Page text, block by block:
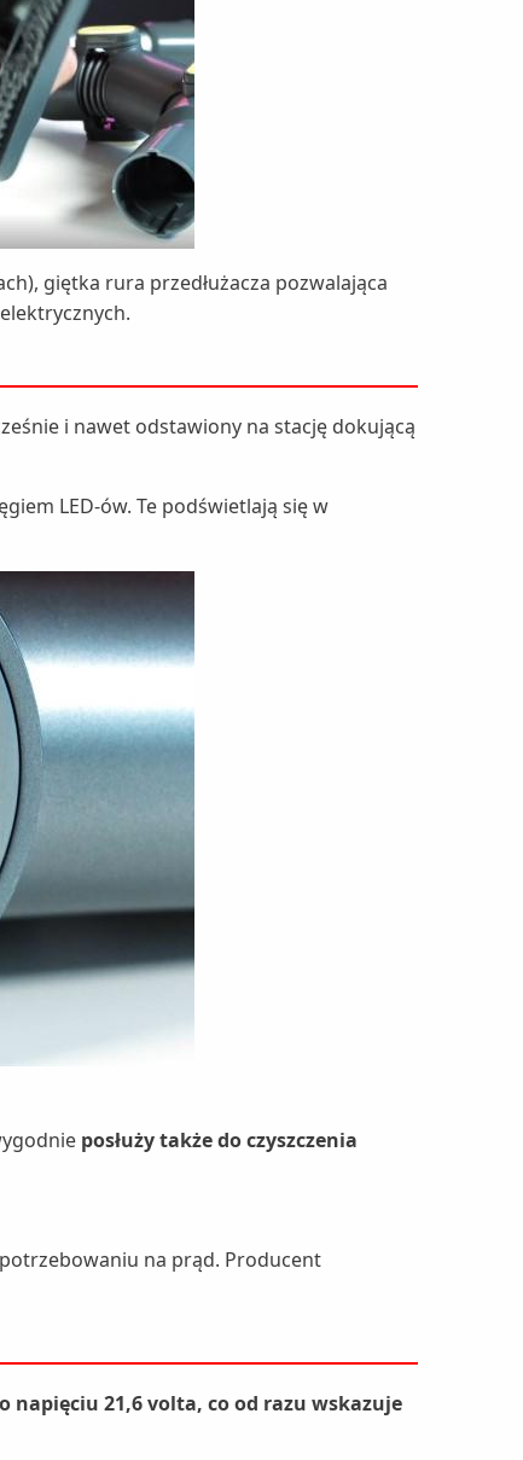
giętka rura przedłużacza pozwalająca
i nawet odstawiony na stację dokującą
LED-ów. Te podświetlają się w
posłuży także do czyszczenia
na prąd. Producent
napięciu 21,6 volta, co od razu wskazuje